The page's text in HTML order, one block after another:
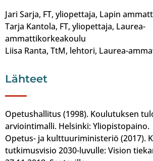
Jari Sarja, FT, yliopettaja, Lapin
Tarja Kantola, FT, yliopettaja, Laurea-
ammattikorkeakoulu
Liisa Ranta, TtM, lehtori, Laurea-
Lähteet
Opetushallitus (1998). Koulutuksen
arviointimalli. Helsinki: Yliopistopaino.
Opetus- ja kulttuuriministeriö (2017).
tutkimusvisio 2030-luvulle: Vision